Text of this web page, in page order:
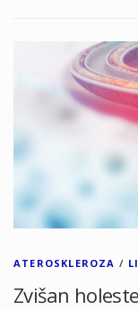
ATEROSKLEROZA /
Zvišan